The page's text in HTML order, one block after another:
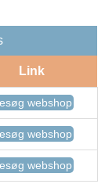
Link
webshop
webshop
webshop